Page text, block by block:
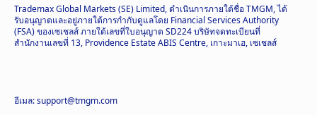
Trademax Global Markets (SE) Limited, ดำเนินการภายใต้ชื่อ TMGM, ได้
รับอนุญาตและอยู่ภายใต้การกำกับดูแลโดย Financial Services Authority
(FSA) ของเซเชลส์ ภายใต้เลขที่ใบอนุญาต SD224 บริษัทจดทะเบียนที่
สำนักงานเลขที่ 13, Providence Estate ABIS Centre, เกาะมาเฮ, เซเชลส์
อีเมล: support@tmgm.com